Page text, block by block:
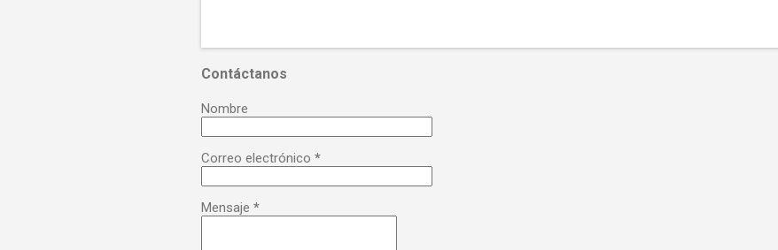
Contáctanos
Nombre
Correo electrónico *
Mensaje *